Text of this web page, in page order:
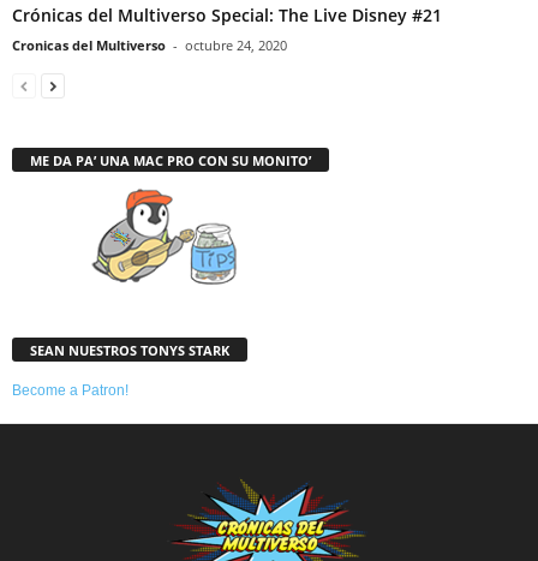
Crónicas del Multiverso Special: The Live Disney #21
Cronicas del Multiverso - octubre 24, 2020
ME DA PA’ UNA MAC PRO CON SU MONITO’
SEAN NUESTROS TONYS STARK
Become a Patron!